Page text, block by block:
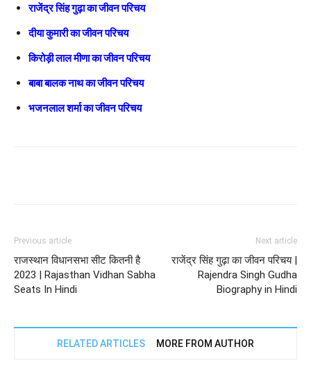
राजेंद्र सिंह गुढ़ा का जीवन परिचय
दीया कुमारी का जीवन परिचय
किरोड़ी लाल मीणा का जीवन परिचय
बाबा बालक नाथ का जीवन परिचय
भजनलाल शर्मा का जीवन परिचय
Previous article
राजस्थान विधानसभा सीट कितनी है
2023 | Rajasthan Vidhan Sabha
Seats In Hindi
Next article
राजेंद्र सिंह गुढ़ा का जीवन परिचय |
Rajendra Singh Gudha
Biography in Hindi
RELATED ARTICLES MORE FROM AUTHOR